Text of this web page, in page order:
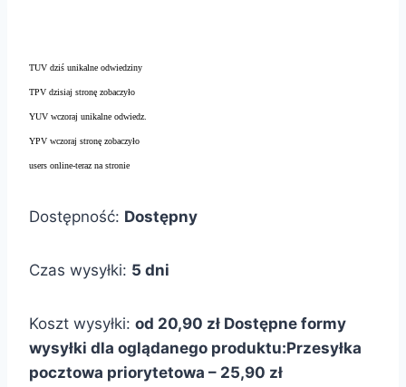
TUV dziś unikalne odwiedziny
TPV dzisiaj stronę zobaczyło
YUV wczoraj unikalne odwiedz.
YPV wczoraj stronę zobaczyło
users online-teraz na stronie
Dostępność: Dostępny
Czas wysyłki: 5 dni
Koszt wysyłki: od 20,90 zł Dostępne formy
wysyłki dla oglądanego produktu:Przesyłka
pocztowa priorytetowa – 25,90 zł